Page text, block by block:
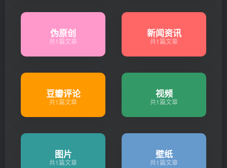
伪原创
共1篇文章
新闻资讯
共1篇文章
豆瓣评论
共1篇文章
视频
共1篇文章
图片
共1篇文章
壁纸
共1篇文章